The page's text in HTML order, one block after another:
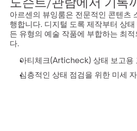
아르센의 뷰잉룸은 전문적인 콘텐츠
행합니다. 디지털 도록 제작부터 상
든 유형의 예술 작품에 부합하는 최
다.
아티체크(Articheck) 상태 보고용
심층적인 상태 점검을 위한 미세